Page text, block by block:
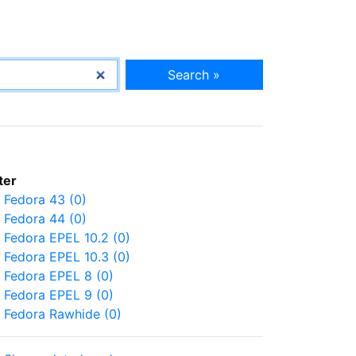
Search »
Fedora 43 (0)
Fedora 44 (0)
Fedora EPEL 10.2 (0)
Fedora EPEL 10.3 (0)
Fedora EPEL 8 (0)
Fedora EPEL 9 (0)
Fedora Rawhide (0)